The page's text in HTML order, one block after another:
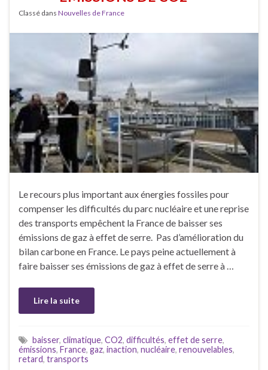
Classé dans Nouvelles de France
Le recours plus important aux énergies fossiles pour
compenser les difficultés du parc nucléaire et une reprise
des transports empêchent la France de baisser ses
émissions de gaz à effet de serre. Pas d’amélioration du
bilan carbone en France. Le pays peine actuellement à
faire baisser ses émissions de gaz à effet de serre à …
Lire la suite
baisser, climatique, CO2, difficultés, effet de serre,
émissions, France, gaz, inaction, nucléaire, renouvelables,
retard, transports